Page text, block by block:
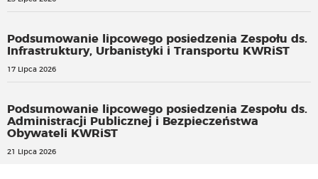
Podsumowanie lipcowego posiedzenia Zespołu ds.
Infrastruktury, Urbanistyki i Transportu KWRiST
17 Lipca 2026
Podsumowanie lipcowego posiedzenia Zespołu ds.
Administracji Publicznej i Bezpieczeństwa
Obywateli KWRiST
21 Lipca 2026